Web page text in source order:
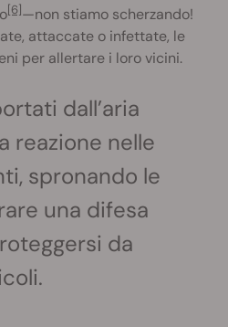
[6]—non stiamo scherzando!
attaccate o infettate, le
per allertare i loro vicini.
dall’aria
reazione nelle
spronando le
una difesa
da